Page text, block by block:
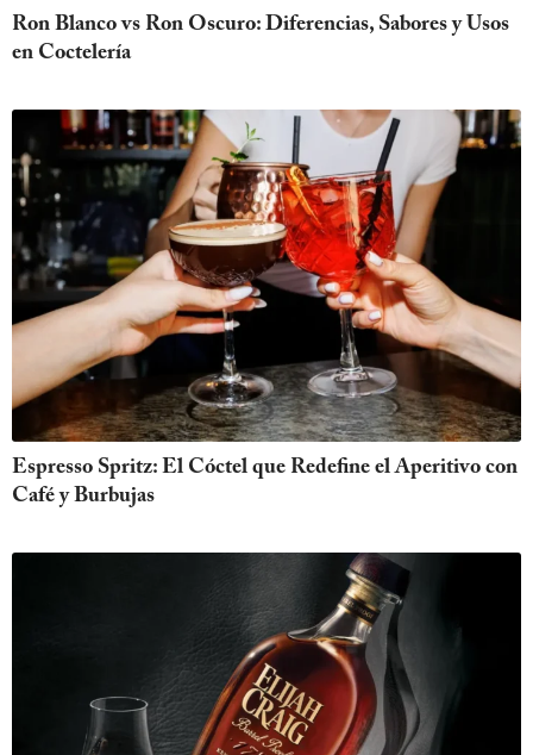
Ron Blanco vs Ron Oscuro: Diferencias, Sabores y Usos
en Coctelería
Espresso Spritz: El Cóctel que Redefine el Aperitivo con
Café y Burbujas